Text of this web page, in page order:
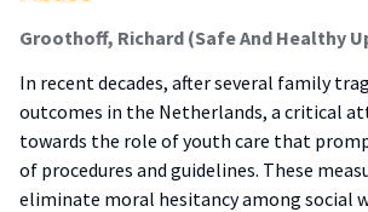
In recent decades, after several family
outcomes in the Netherlands, a critical
towards the role of youth care that
of procedures and guidelines. These
eliminate moral hesitancy among social